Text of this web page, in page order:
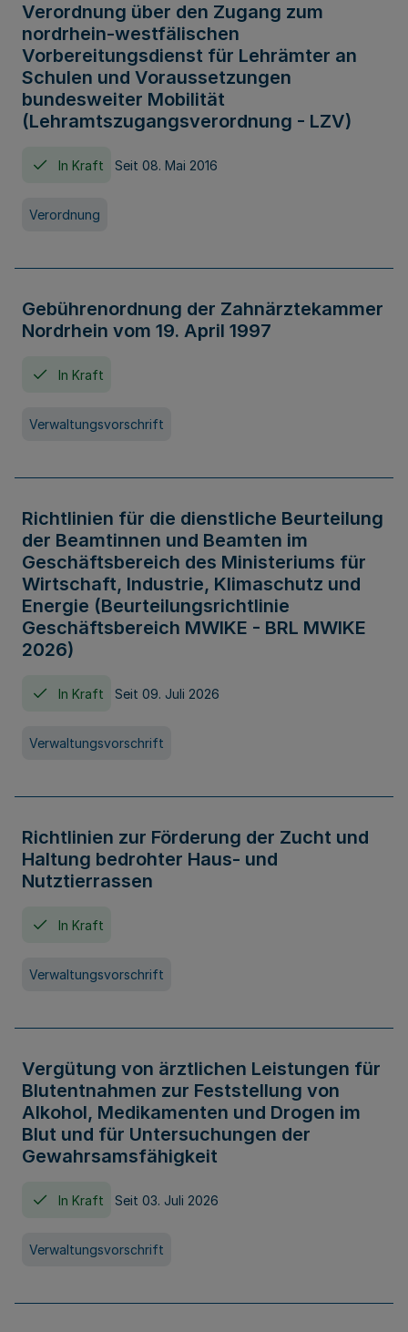
Verordnung über den Zugang zum
nordrhein-westfälischen
Vorbereitungsdienst für Lehrämter an
Schulen und Voraussetzungen
bundesweiter Mobilität
(Lehramtszugangsverordnung - LZV)
In Kraft Seit 08. Mai 2016
Verordnung
Gebührenordnung der Zahnärztekammer
Nordrhein vom 19. April 1997
In Kraft
Verwaltungsvorschrift
Richtlinien für die dienstliche Beurteilung
der Beamtinnen und Beamten im
Geschäftsbereich des Ministeriums für
Wirtschaft, Industrie, Klimaschutz und
Energie (Beurteilungsrichtlinie
Geschäftsbereich MWIKE - BRL MWIKE
2026)
In Kraft Seit 09. Juli 2026
Verwaltungsvorschrift
Richtlinien zur Förderung der Zucht und
Haltung bedrohter Haus- und
Nutztierrassen
In Kraft
Verwaltungsvorschrift
Vergütung von ärztlichen Leistungen für
Blutentnahmen zur Feststellung von
Alkohol, Medikamenten und Drogen im
Blut und für Untersuchungen der
Gewahrsamsfähigkeit
In Kraft Seit 03. Juli 2026
Verwaltungsvorschrift